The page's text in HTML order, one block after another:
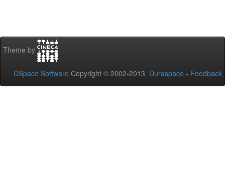
Theme by
DSpace Software Copyright © 2002-2013 Duraspace - Feedback